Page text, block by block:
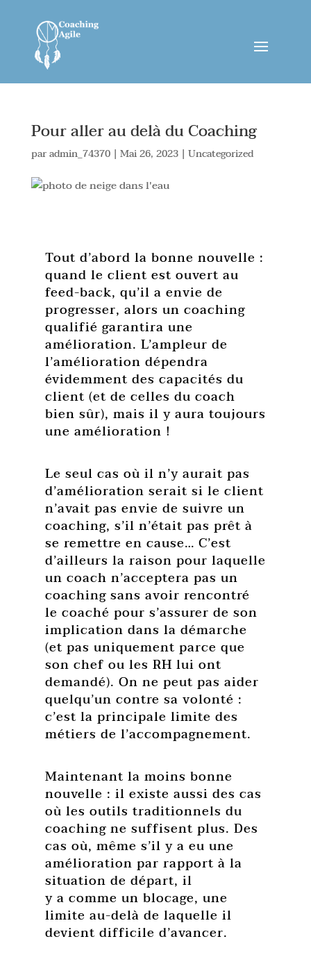
Pour aller au delà du Coaching
paradmin_74370| Mai 26, 2023| Uncategorized
Tout d’abord la bonne nouvelle :
quand le client est ouvert au
feed-back, qu’il a envie de
progresser, alors un coaching
qualifié garantira une
amélioration. L’ampleur de
l’amélioration dépendra
évidemment des capacités du
client (et de celles du coach
bien sûr), mais il y aura toujours
une amélioration !
Le seul cas où il n’y aurait pas
d’amélioration serait si le client
n’avait pas envie de suivre un
coaching, s’il n’était pas prêt à
se remettre en cause… C’est
d’ailleurs la raison pour laquelle
un coach n’acceptera pas un
coaching sans avoir rencontré
le coaché pour s’assurer de son
implication dans la démarche
(et pas uniquement parce que
son chef ou les RH lui ont
demandé). On ne peut pas aider
quelqu’un contre sa volonté :
c’est la principale limite des
métiers de l’accompagnement.
Maintenant la moins bonne
nouvelle : il existe aussi des cas
où les outils traditionnels du
coaching ne suffisent plus. Des
cas où, même s’il y a eu une
amélioration par rapport à la
situation de départ, il
y a comme un blocage, une
limite au-delà de laquelle il
devient difficile d’avancer.